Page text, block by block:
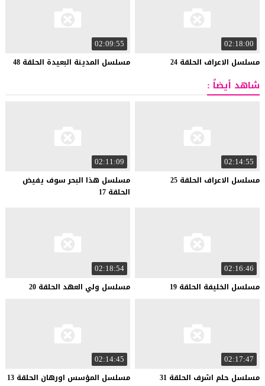
02:18:00
مسلسل الاعراف الحلقة 24
02:09:55
مسلسل المدينة البعيدة الحلقة 48
شاهد أيضاً :
02:14:55
مسلسل الاعراف الحلقة 25
02:11:09
مسلسل هذا البحر سوف يفيض
الحلقة 17
02:16:46
مسلسل الخليفة الحلقة 19
02:18:54
مسلسل ولي العهد الحلقة 20
02:17:47
مسلسل حلم اشرف الحلقة 31
02:14:45
مسلسل المؤسس اورهان الحلقة 13